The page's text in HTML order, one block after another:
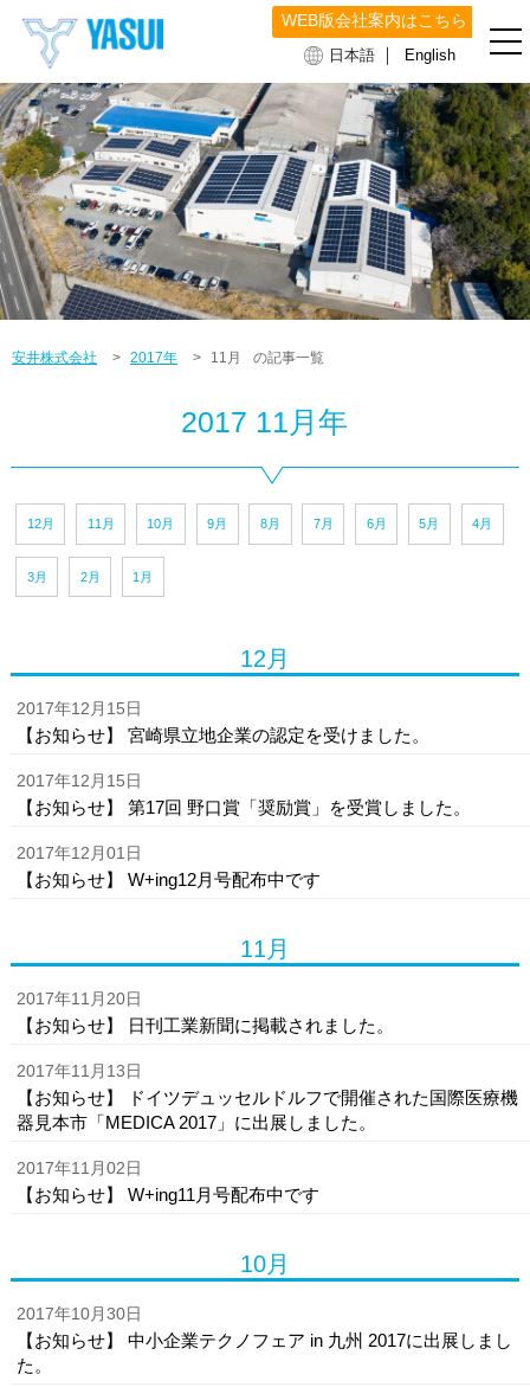
日本語 ｜ English
WEB版会社案内はこちら
安井株式会社 > 2017年 > 11月 の記事一覧
2017 11月年
12月 11月 10月 9月 8月 7月 6月 5月 4月
3月 2月 1月
12月
2017年12月15日
【お知らせ】 宮崎県立地企業の認定を受けました。
2017年12月15日
【お知らせ】 第17回 野口賞「奨励賞」を受賞しました。
2017年12月01日
【お知らせ】 W+ing12月号配布中です
11月
2017年11月20日
【お知らせ】 日刊工業新聞に掲載されました。
2017年11月13日
【お知らせ】 ドイツデュッセルドルフで開催された国際医療機
器見本市「MEDICA 2017」に出展しました。
2017年11月02日
【お知らせ】 W+ing11月号配布中です
10月
2017年10月30日
【お知らせ】 中小企業テクノフェア in 九州 2017に出展しまし
た。